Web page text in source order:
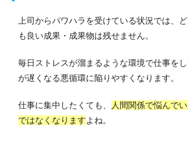
上司からパワハラを受けている状況では、
も良い成果・成果物は残せません。
毎日ストレスが溜まるような環境で仕事を
が遅くなる悪循環に陥りやすくなります。
仕事に集中したくても、
人間関係で悩んで
ではなくなりますよね。